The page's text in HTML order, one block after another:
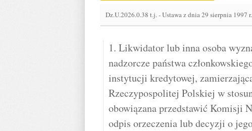
Dz.U.2026.0.38 t.j.-Ustawa z dnia 29 sierpnia 1997
1. Likwidator lub inna osoba
nadzorcze państwa
instytucji kredytowej,
Rzeczypospolitej Polskiej w
obowiązana przedstawić Komisji
odpis orzeczenia lub decyzji o